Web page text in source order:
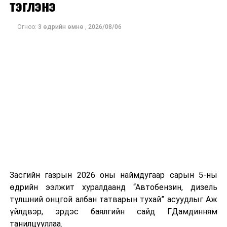
Ажиглагчдын үзэж буйгаар Мичиган дахь Сенатын
дүн нь ирэх арваннэгдүгээр сард болох АНУ-ын
тэглэнэ
Огноо: 3 өдрийн өмнө , 2026/08/06
Засгийн газрын 2026 оны наймдугаар сарын 5-ны
өдрийн ээлжит хуралдаанд “Автобензин, дизель
түлшний онцгой албан татварын тухай” асуудлыг Аж
үйлдвэр, эрдэс баялгийн сайд Г.Дамдинням
танилцууллаа.